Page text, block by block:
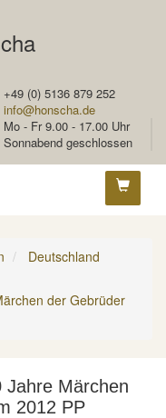
+49 (0) 5136 879 252
info@honscha.de
Mo - Fr 9.00 - 17.00 Uhr
Sonnabend geschlossen
Deutschland
der Gebrüder
Jahre Märchen
2012 PP